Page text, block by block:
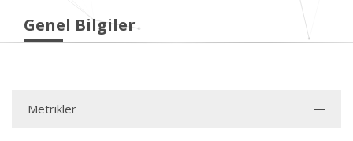
Genel Bilgiler
Metrikler